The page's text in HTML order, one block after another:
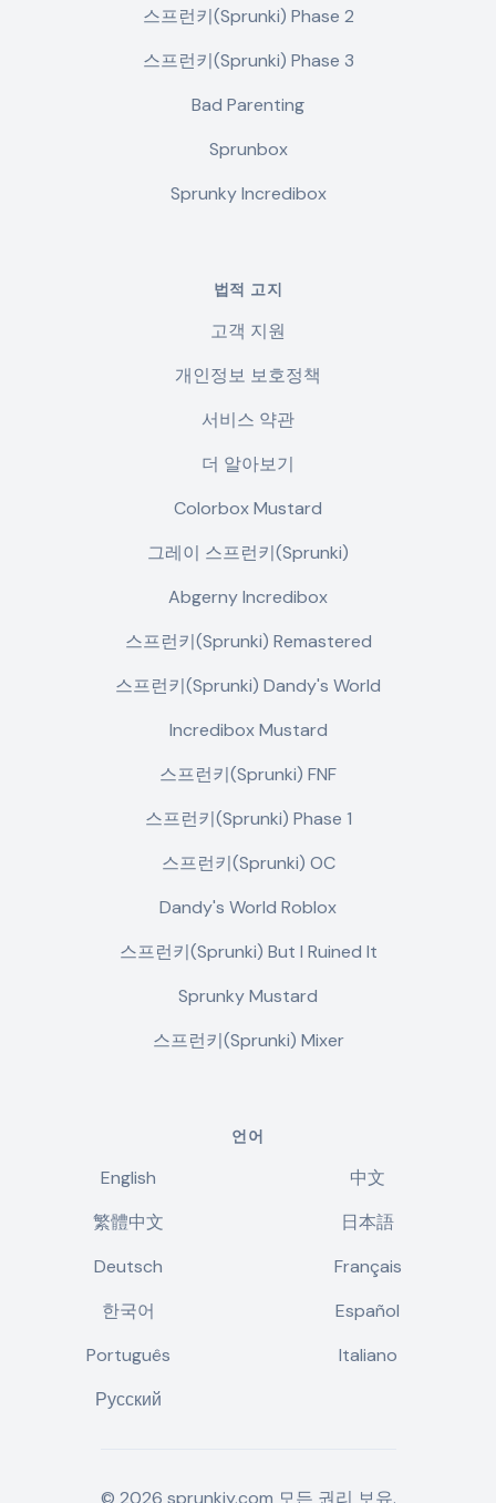
스프런키(Sprunki) Phase 2
스프런키(Sprunki) Phase 3
Bad Parenting
Sprunbox
Sprunky Incredibox
법적 고지
고객 지원
개인정보 보호정책
서비스 약관
더 알아보기
Colorbox Mustard
그레이 스프런키(Sprunki)
Abgerny Incredibox
스프런키(Sprunki) Remastered
스프런키(Sprunki) Dandy's World
Incredibox Mustard
스프런키(Sprunki) FNF
스프런키(Sprunki) Phase 1
스프런키(Sprunki) OC
Dandy's World Roblox
스프런키(Sprunki) But I Ruined It
Sprunky Mustard
스프런키(Sprunki) Mixer
언어
English
中文
繁體中文
日本語
Deutsch
Français
한국어
Español
Português
Italiano
Русский
© 2026 sprunkiy.com 모든 권리 보유.